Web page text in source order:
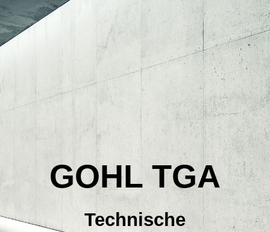
GOHL TGA
Technische
Startseite
Referenzen